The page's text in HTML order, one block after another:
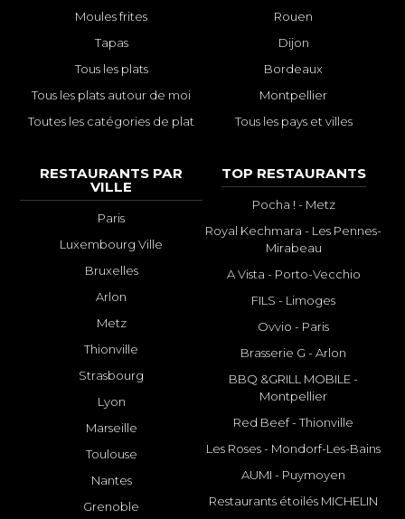
Moules frites
Tapas
Tous les plats
Tous les plats autour de moi
Toutes les catégories de plat
Rouen
Dijon
Bordeaux
Montpellier
Tous les pays et villes
RESTAURANTS PAR
VILLE
Paris
Luxembourg Ville
Bruxelles
Arlon
Metz
Thionville
Strasbourg
Lyon
Marseille
Toulouse
Nantes
Grenoble
TOP RESTAURANTS
Pocha ! - Metz
Royal Kechmara - Les Pennes-
Mirabeau
A Vista - Porto-Vecchio
FILS - Limoges
Ovvio - Paris
Brasserie G - Arlon
BBQ &GRILL MOBILE -
Montpellier
Red Beef - Thionville
Les Roses - Mondorf-Les-Bains
AUMI - Puymoyen
Restaurants étoilés MICHELIN